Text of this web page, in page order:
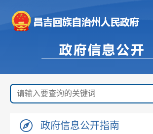
政府信息公开指南